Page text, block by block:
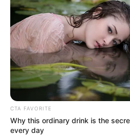
κέντρο
Μέσα σε λίγα
εφιάλτη
Στηνπαραλία Βλαχιά
CTA FAVORITE
Why this ordinary drink is the
every day